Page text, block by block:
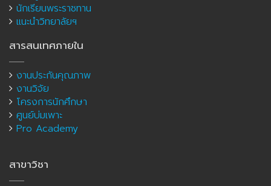
นักเรียนพระราชทาน
แนะนำวิทยาลัยฯ
สารสนเทศภายใน
งานประกันคุณภาพ
งานวิจัย
โครงการนักศึกษา
ศูนย์บ่มเพาะ
Pro Academy
สาขาวิชา